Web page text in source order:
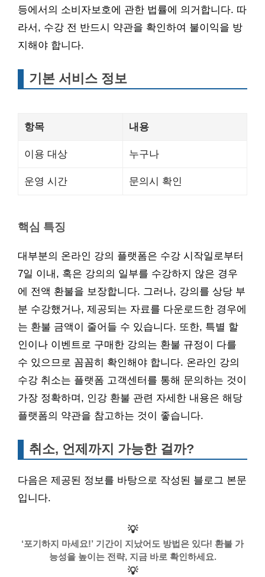
등에서의 소비자보호에 관한 법률에 의거합니다. 따
라서, 수강 전 반드시 약관을 확인하여 불이익을 방
지해야 합니다.
기본 서비스 정보
항목 내용
이용 대상 누구나
운영 시간 문의시 확인
핵심 특징
대부분의 온라인 강의 플랫폼은 수강 시작일로부터
7일 이내, 혹은 강의의 일부를 수강하지 않은 경우
에 전액 환불을 보장합니다. 그러나, 강의를 상당 부
분 수강했거나, 제공되는 자료를 다운로드한 경우에
는 환불 금액이 줄어들 수 있습니다. 또한, 특별 할
인이나 이벤트로 구매한 강의는 환불 규정이 다를
수 있으므로 꼼꼼히 확인해야 합니다. 온라인 강의
수강 취소는 플랫폼 고객센터를 통해 문의하는 것이
가장 정확하며, 인강 환불 관련 자세한 내용은 해당
플랫폼의 약관을 참고하는 것이 좋습니다.
취소, 언제까지 가능한 걸까?
다음은 제공된 정보를 바탕으로 작성된 블로그 본문
입니다.
💡
‘포기하지 마세요!’ 기간이 지났어도 방법은 있다! 환불 가
능성을 높이는 전략, 지금 바로 확인하세요.
💡